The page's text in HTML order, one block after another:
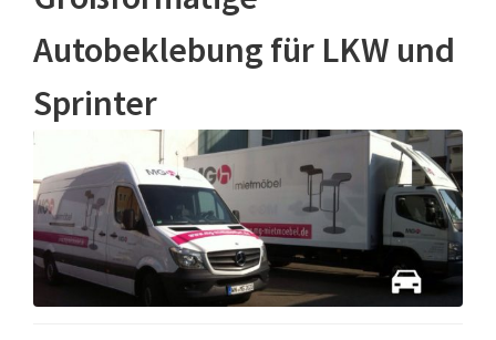
Autobeklebung für LKW und
Sprinter